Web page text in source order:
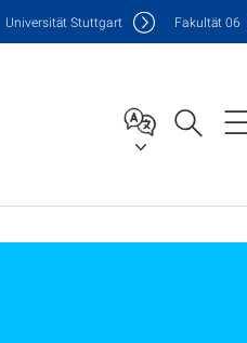
Universität Stuttgart Fakultät06